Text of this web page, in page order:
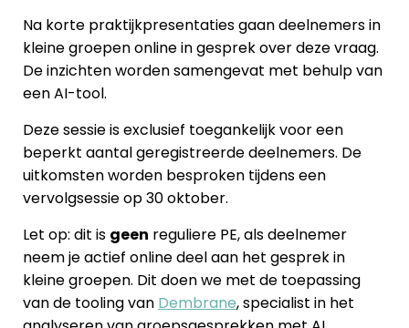
Na korte praktijkpresentaties gaan deelnemers in
kleine groepen online in gesprek over deze vraag.
De inzichten worden samengevat met behulp van
een AI-tool.
Deze sessie is exclusief toegankelijk voor een
beperkt aantal geregistreerde deelnemers. De
uitkomsten worden besproken tijdens een
vervolgsessie op 30 oktober.
Let op: dit is geen reguliere PE, als deelnemer
neem je actief online deel aan het gesprek in
kleine groepen. Dit doen we met de toepassing
van de tooling van Dembrane, specialist in het